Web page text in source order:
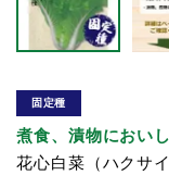
固定種
煮食、漬物におい
花心白菜（ハクサ